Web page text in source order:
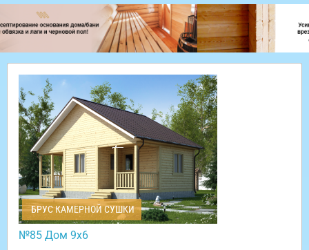
БРУС КАМЕРНОЙ СУШКИ
№85 Дом 9х6